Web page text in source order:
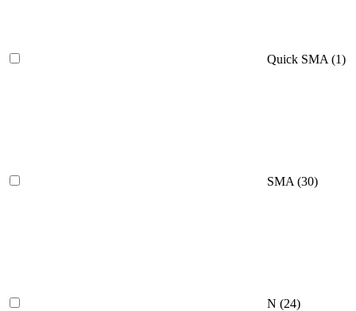
Quick SMA (1)
SMA (30)
N (24)